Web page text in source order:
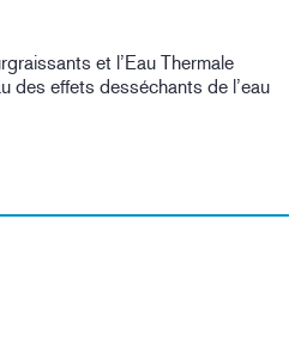
et l’Eau Thermale
des effets desséchants de l’eau